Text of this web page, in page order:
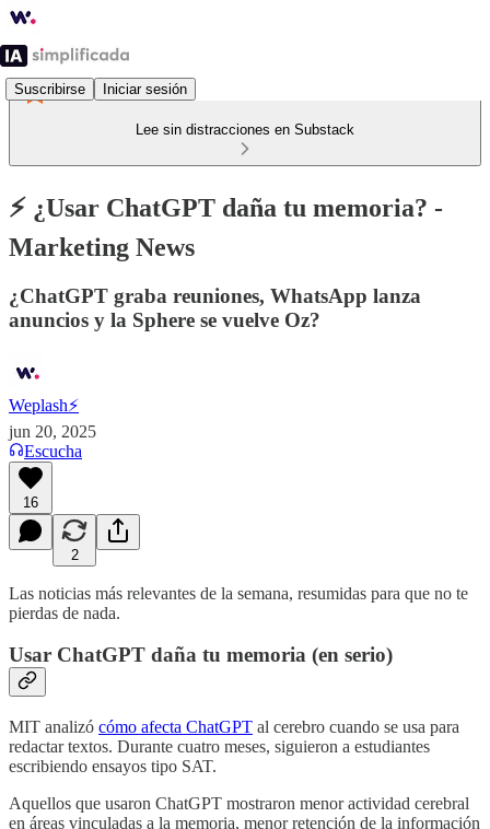
Suscribirse Iniciar sesión
Lee sin distracciones en Substack
⚡️ ¿Usar ChatGPT daña tu memoria? -
Marketing News
¿ChatGPT graba reuniones, WhatsApp lanza
anuncios y la Sphere se vuelve Oz?
Weplash⚡️
jun 20, 2025
Escucha
16
2
Las noticias más relevantes de la semana, resumidas para que no te
pierdas de nada.
Usar ChatGPT daña tu memoria (en serio)
MIT analizó cómo afecta ChatGPT al cerebro cuando se usa para
redactar textos. Durante cuatro meses, siguieron a estudiantes
escribiendo ensayos tipo SAT.
Aquellos que usaron ChatGPT mostraron menor actividad cerebral
en áreas vinculadas a la memoria, menor retención de la información